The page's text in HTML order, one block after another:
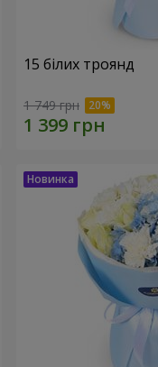
15 білих троянд
1 749 грн